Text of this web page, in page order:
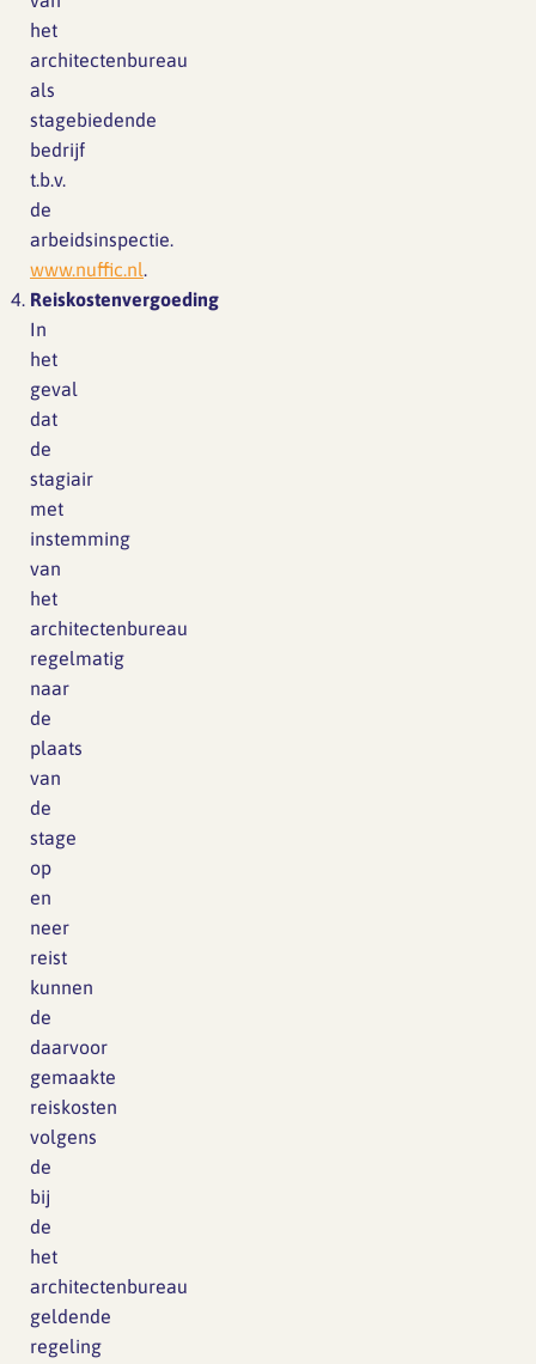
het
architectenbureau
als
stagebiedende
bedrijf
t.b.v.
de
arbeidsinspectie.
www.nuffic.nl.
Reiskostenvergoeding
In
het
geval
dat
de
stagiair
met
instemming
van
het
architectenbureau
regelmatig
naar
de
plaats
van
de
stage
op
en
neer
reist
kunnen
de
daarvoor
gemaakte
reiskosten
volgens
de
bij
de
het
architectenbureau
geldende
regeling